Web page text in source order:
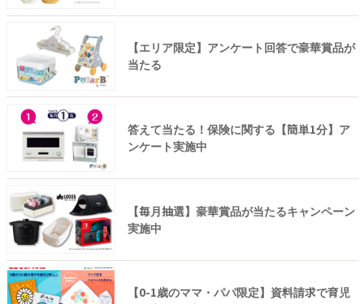
【エリア限定】アンケート回答で豪華賞品が
当たる
答えて当たる！保険に関する【簡単1分】ア
ンケート実施中
【毎月抽選】豪華賞品が当たるキャンペーン
実施中
【0-1歳のママ・パパ限定】資料請求で育児